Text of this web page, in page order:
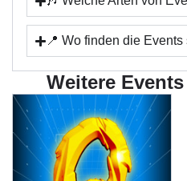
📍 Wo finden die Events
Weitere